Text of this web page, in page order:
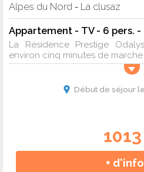
Alpes du Nord - La clusaz
Appartement - TV - 6 pers.
La Résidence Prestige
environ cinq minutes de
Début de séjour
+